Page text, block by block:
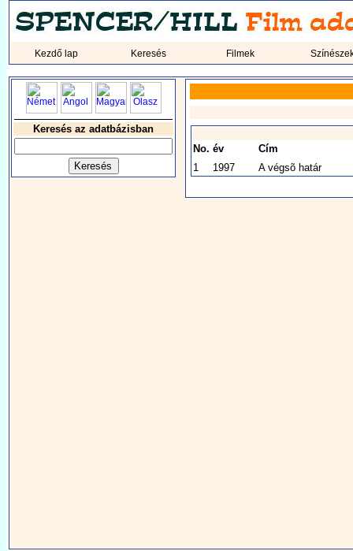
Kezdő lap Keresés Filmek
Keresés az adatbázisban
No. év
Cím
1
1997 A végsõ határ